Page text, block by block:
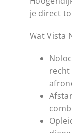
je direct
Wat Vista
recht